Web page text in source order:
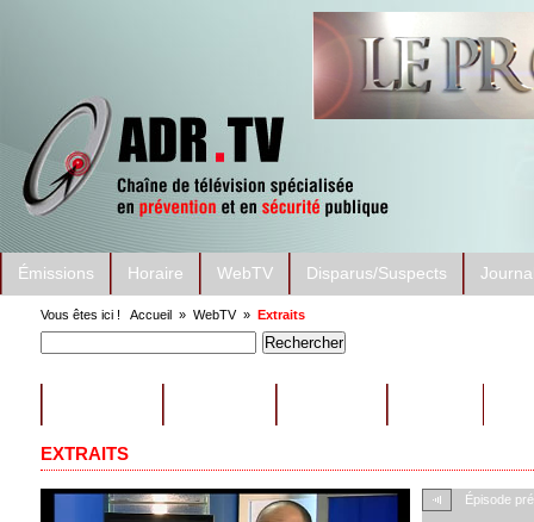
Émissions Horaire WebTV Disparus/Suspects
Vous êtes ici ! Accueil » WebTV» Extraits
EXTRAITS
Épisode